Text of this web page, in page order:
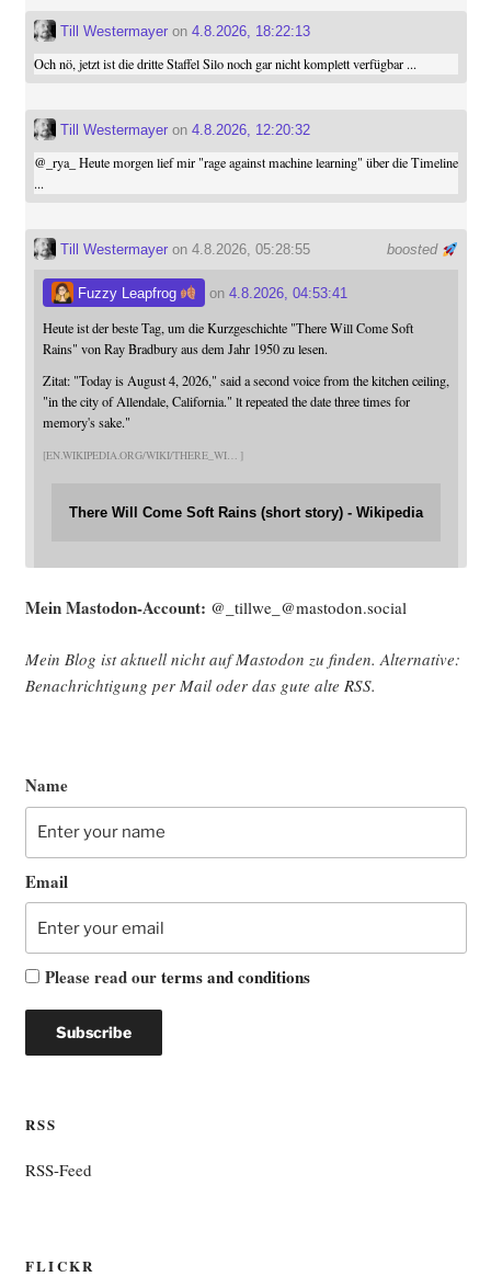
Till Westermayeron 4.8.2026, 18:22:13
Och nö, jetzt ist die dritte Staffel Silo noch gar nicht komplett verfügbar ...
Till Westermayeron 4.8.2026, 12:20:32
@ _rya_ Heute morgen lief mir "rage against machine learning" über die Timeline
...
boosted
Till Westermayeron 4.8.2026, 05:28:55
Fuzzy Leapfrog on4.8.2026, 04:53:41
Heute ist der beste Tag, um die Kurzgeschichte "There Will Come Soft
Rains" von Ray Bradbury aus dem Jahr 1950 zu lesen.
Zitat: "Today is August 4, 2026," said a second voice from the kitchen ceiling,
"in the city of Allendale, California." lt repeated the date three times for
memory's sake."
EN.WIKIPEDIA.ORG/WIKI/THERE_WI
There Will Come Soft Rains (short story) - Wikipedia
Mein Mast­o­don-Account: @_tillwe_@mastodon.social
Mein Blog ist aktu­ell nicht auf Mast­o­don zu fin­den. Alter­na­ti­ve:
Benach­rich­ti­gung per Mail oder das gute alte RSS.
Name
Email
Please read ourterms and conditions
RSS
RSS-Feed
FLICKR